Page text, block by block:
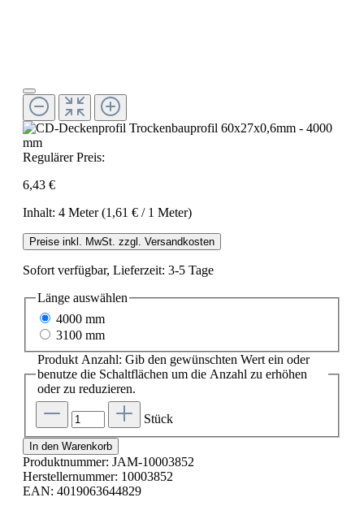
Regulärer Preis:
6,43 €
Inhalt: 4 Meter(1,61 € / 1 Meter)
Preise inkl. MwSt. zzgl. Versandkosten
Sofort verfügbar, Lieferzeit: 3-5 Tage
Länge auswählen
4000 mm
3100 mm
Produkt Anzahl: Gib den gewünschten Wert ein oder
benutze die Schaltflächen um die Anzahl zu erhöhen
oder zu reduzieren.
Stück
In den Warenkorb
Produktnummer: JAM-10003852
Herstellernummer: 10003852
EAN: 4019063644829